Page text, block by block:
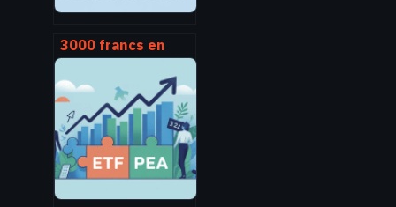
3000 francs en
euro : conversion,
explications et cas
pratiques